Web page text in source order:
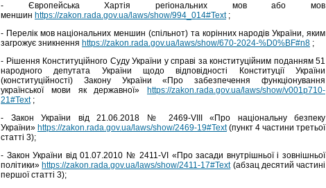
- Європейська Хартія регіональних мов або мов
меншин https://zakon.rada.gov.ua/laws/show/994_014#Text;
- Перелік мов національних меншин (спільнот) та корінних народів України, яким
загрожує зникнення https://zakon.rada.gov.ua/laws/show/670-2024-%D0%BF#n8 ;
- Рішення Конституційного Суду України у справі за конституційним поданням 51
народного депутата України щодо відповідності Конституції України
(конституційності) Закону України «Про забезпечення функціонування
української мови як державної» https://zakon.rada.gov.ua/laws/show/v001p710-
21#Text;
- Закон України від 21.06.2018 № 2469-VIII «Про національну безпеку
України» https://zakon.rada.gov.ua/laws/show/2469-19#Text(пункт 4 частини третьої
статті 3);
- Закон України від 01.07.2010 № 2411-VI «Про засади внутрішньої і зовнішньої
політики» https://zakon.rada.gov.ua/laws/show/2411-17#Text(абзац десятий частині
першої статті 3);